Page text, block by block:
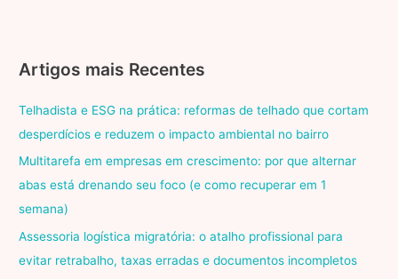
Artigos mais Recentes
Telhadista e ESG na prática: reformas de telhado que cortam
desperdícios e reduzem o impacto ambiental no bairro
Multitarefa em empresas em crescimento: por que alternar
abas está drenando seu foco (e como recuperar em 1
semana)
Assessoria logística migratória: o atalho profissional para
evitar retrabalho, taxas erradas e documentos incompletos